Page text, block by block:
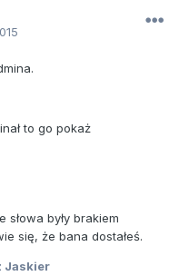
to go pokaż
były brakiem
się, że bana dostałeś.
Jaskier